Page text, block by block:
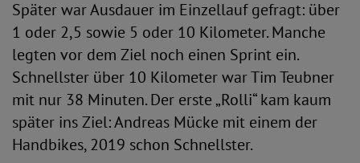
Später war Ausdauer im Einzellauf gefragt: über
1 oder 2,5 sowie 5 oder 10 Kilometer. Manche
legten vor dem Ziel noch einen Sprint ein.
Schnellster über 10 Kilometer war Tim Teubner
mit nur 38 Minuten. Der erste „Rolli“ kam kaum
später ins Ziel: Andreas Mücke mit einem der
Handbikes, 2019 schon Schnellster.